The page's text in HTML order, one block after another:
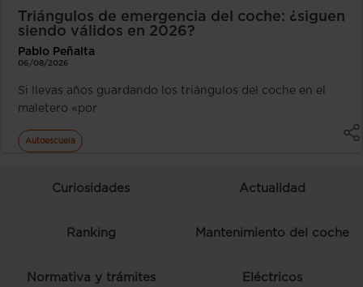
Triángulos de emergencia del coche: ¿siguen
siendo válidos en 2026?
Pablo Peñalta
06/08/2026
Si llevas años guardando los triángulos del coche en el
maletero «por
Autoescuela
Curiosidades Actualidad
Ranking Mantenimiento del coche
Normativa y trámites Eléctricos